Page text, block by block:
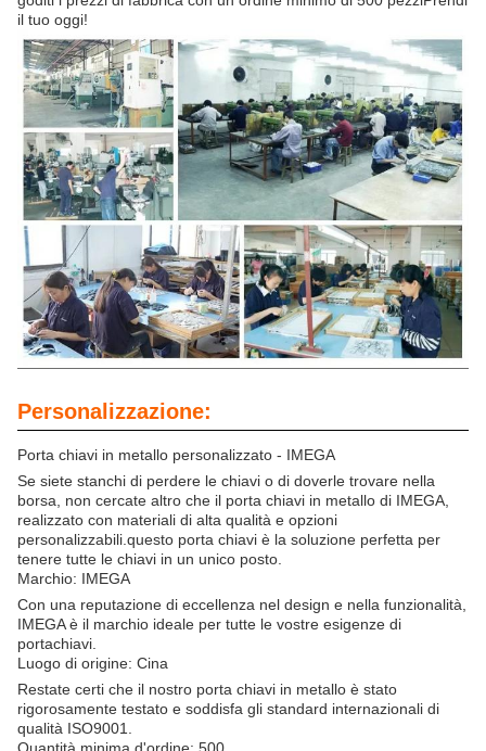
il tuo oggi!
Personalizzazione:
Porta chiavi in metallo personalizzato - IMEGA
Se siete stanchi di perdere le chiavi o di doverle trovare nella
borsa, non cercate altro che il porta chiavi in metallo di IMEGA,
realizzato con materiali di alta qualità e opzioni
personalizzabili.questo porta chiavi è la soluzione perfetta per
tenere tutte le chiavi in un unico posto.
Marchio: IMEGA
Con una reputazione di eccellenza nel design e nella funzionalità,
IMEGA è il marchio ideale per tutte le vostre esigenze di
portachiavi.
Luogo di origine: Cina
Restate certi che il nostro porta chiavi in metallo è stato
rigorosamente testato e soddisfa gli standard internazionali di
qualità ISO9001.